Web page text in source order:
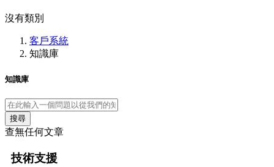
沒有類別
客戶系統
知識庫
知識庫
搜尋
查無任何文章
技術支援